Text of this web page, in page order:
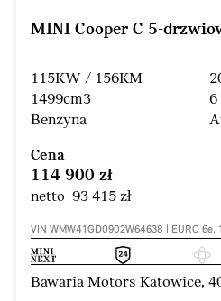
MINI Cooper C 5-
115KW / 156KM
1499cm3
Benzyna
6
Cena
114 900 zł
netto 93 415 zł
VIN WMW41GD0902W64638 | EURO
Bawaria Motors Katowice,